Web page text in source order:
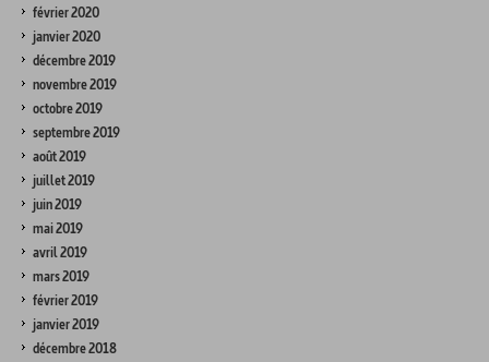
février 2020
janvier 2020
décembre 2019
novembre 2019
octobre 2019
septembre 2019
août 2019
juillet 2019
juin 2019
mai 2019
avril 2019
mars 2019
février 2019
janvier 2019
décembre 2018